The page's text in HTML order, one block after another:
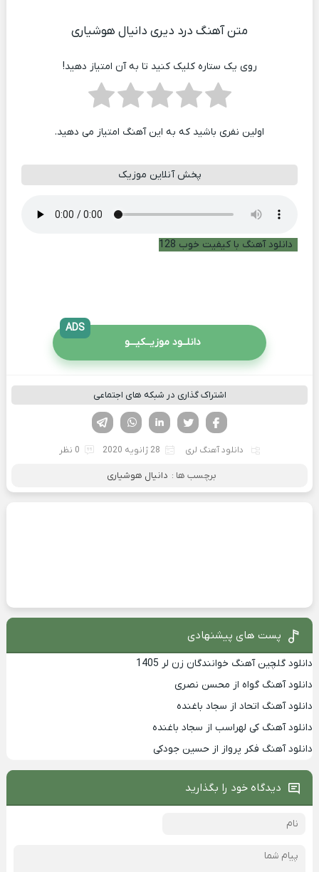
متن آهنگ درد دیری دانیال هوشیاری
روی یک ستاره کلیک کنید تا به آن امتیاز دهید!
اولین نفری باشید که به این آهنگ امتیاز می دهید.
پخش آنلاین موزیک
دانلود آهنگ با کیفیت خوب 128
دانلــود موزیــکیـــو
ADS
اشتراک گذاری در شبکه های اجتماعی
لینکدین تویتر
فیسوک
دانلود آهنگ لری 28 ژانویه 2020 0 نظر
برچسب ها : دانیال هوشیاری
پست های پیشنهادی
دانلود گلچین آهنگ خوانندگان زن لر 1405
دانلود آهنگ گواه از محسن نصری
دانلود آهنگ اتحاد از سجاد باغنده
دانلود آهنگ کی لهراسب از سجاد باغنده
دانلود آهنگ فکر پرواز از حسین جودکی
دیدگاه خود را بگذارید